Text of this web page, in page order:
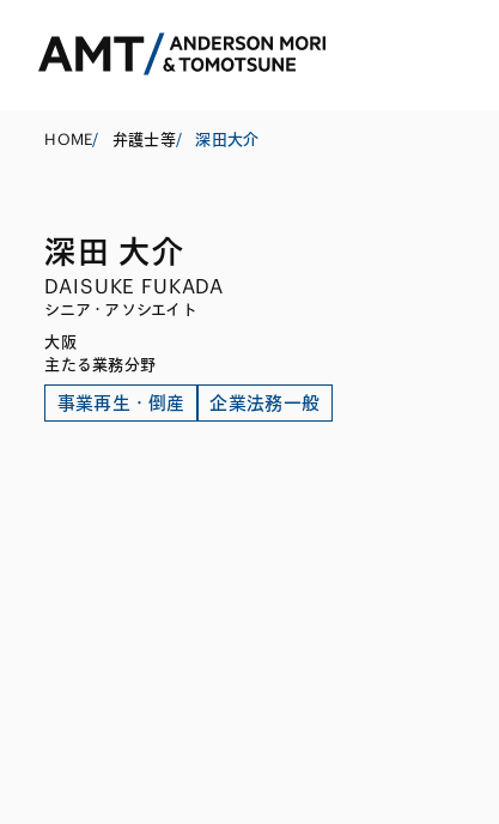
HOME/ 弁護士等/ 深田大介
深田 大介
DAISUKE FUKADA
シニア・アソシエイト
大阪
主たる業務分野
事業再生・倒産 企業法務一般